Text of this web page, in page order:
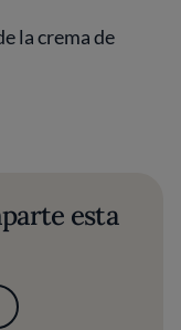
la crema de
esta